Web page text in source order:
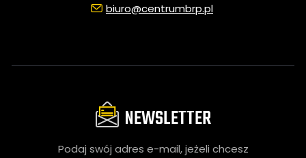
biuro@centrumbrp.pl
NEWSLETTER
Podaj swój adres e-mail, jeżeli chcesz